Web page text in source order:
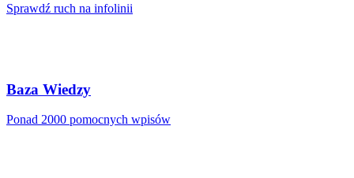
Sprawdź ruch na infolinii
Baza Wiedzy
Ponad 2000 pomocnych wpisów